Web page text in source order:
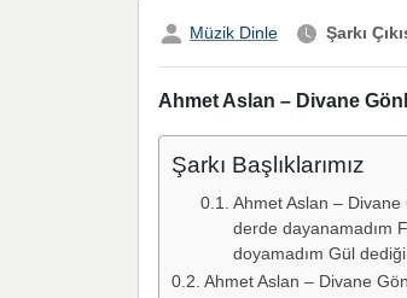
Müzik Dinle Şarkı
Ahmet Aslan – Divane
Şarkı Başlıklarımız
Ahmet Aslan – Divane
derde dayanamadım
doyamadım Gül
Ahmet Aslan – Divane